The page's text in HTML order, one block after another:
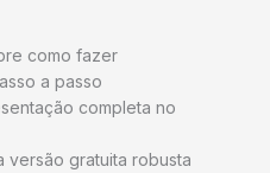
como fazer
a passo
completa no
versão gratuita robusta